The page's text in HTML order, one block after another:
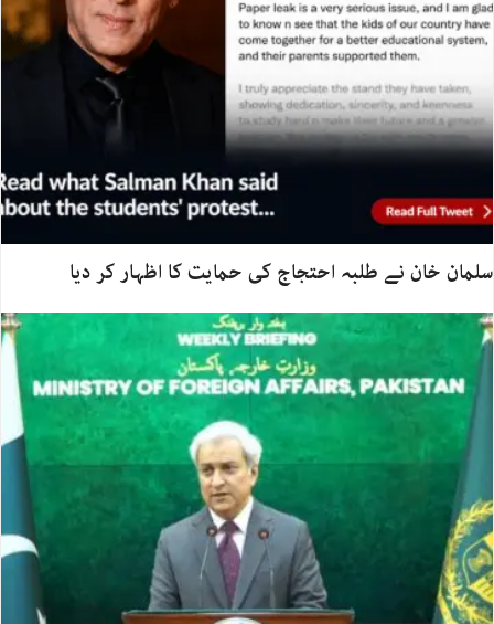
سلمان خان نے طلبہ احتجاج کی حمایت کا اظہار کر دیا